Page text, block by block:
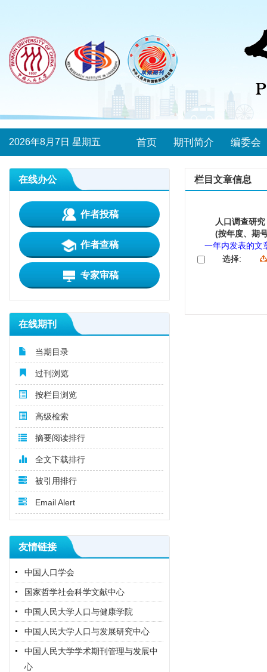
2026年8月7日 星期五 首页 期刊简介 编委会
在线办公
作者投稿
作者查稿
专家审稿
在线期刊
当期目录
过刊浏览
按栏目浏览
高级检索
摘要阅读排行
全文下载排行
被引用排行
Email Alert
友情链接
中国人口学会
国家哲学社会科学文献中心
中国人民大学人口与健康学院
中国人民大学人口与发展研究中心
中国人民大学学术期刊管理与发展中
心
栏目文章信息
人口调查研
(按年度、期
一年内发表的文
选择: